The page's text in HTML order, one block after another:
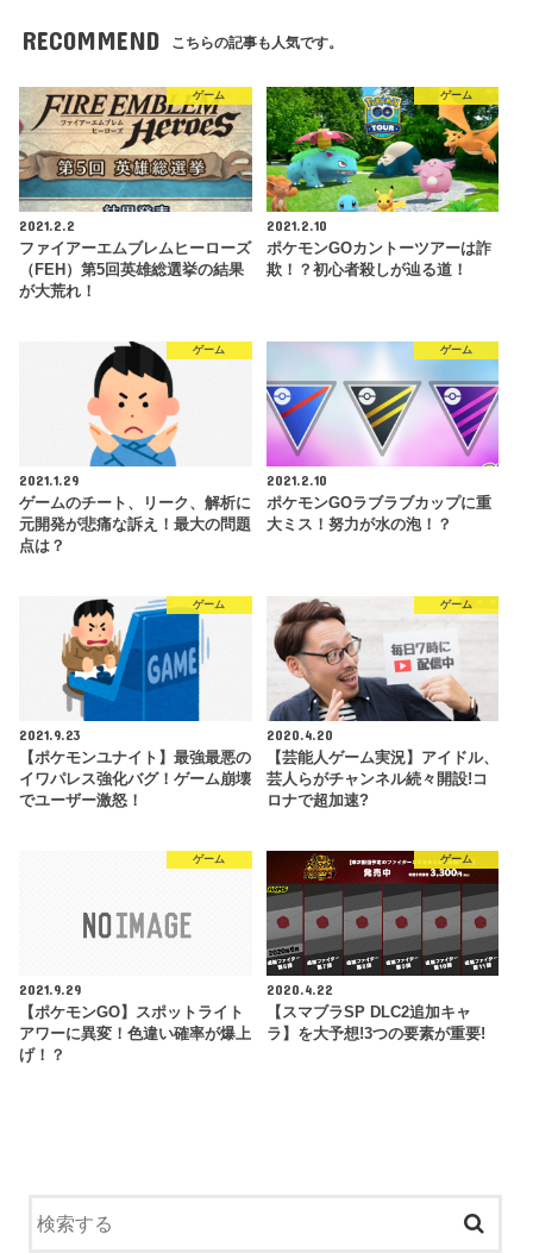
RECOMMEND こちらの記事も人気です。
ゲーム
2021.2.2
ファイアーエムブレムヒーローズ
（FEH）第5回英雄総選挙の結果
が大荒れ！
ゲーム
2021.2.10
ポケモンGOカントーツアーは詐
欺！？初心者殺しが辿る道！
ゲーム
2021.1.29
ゲームのチート、リーク、解析に
元開発が悲痛な訴え！最大の問題
点は？
ゲーム
2021.2.10
ポケモンGOラブラブカップに重
大ミス！努力が水の泡！？
ゲーム
2021.9.23
【ポケモンユナイト】最強最悪の
イワパレス強化バグ！ゲーム崩壊
でユーザー激怒！
ゲーム
2020.4.20
【芸能人ゲーム実況】アイドル、
芸人らがチャンネル続々開設!コ
ロナで超加速?
ゲーム
2021.9.29
【ポケモンGO】スポットライト
アワーに異変！色違い確率が爆上
げ！？
ゲーム
2020.4.22
【スマブラSP DLC2追加キャ
ラ】を大予想!3つの要素が重要!